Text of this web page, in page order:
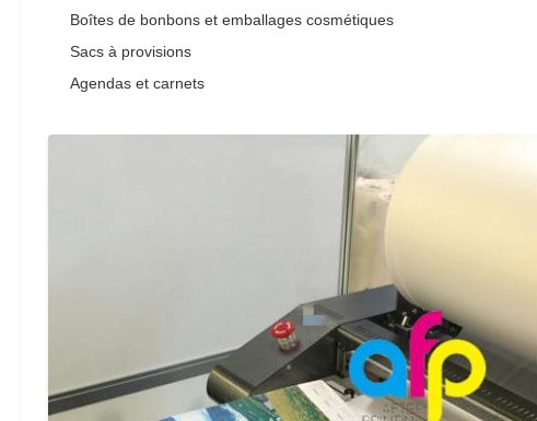
Boîtes de bonbons et emballages cosmétiques
Sacs à provisions
Agendas et carnets